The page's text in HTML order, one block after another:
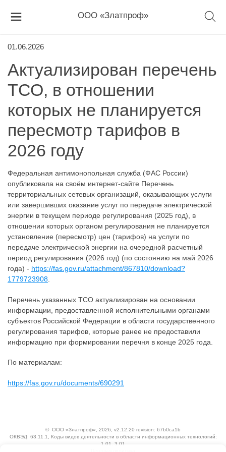
ООО «Златпроф»
01.06.2026
Актуализирован перечень
ТСО, в отношении
которых не планируется
пересмотр тарифов в
2026 году
Федеральная антимонопольная служба (ФАС России)
опубликовала на своём интернет-сайте Перечень
территориальных сетевых организаций, оказывающих услуги
или завершивших оказание услуг по передаче электрической
энергии в текущем периоде регулирования (2025 год), в
отношении которых органом регулирования не планируется
установление (пересмотр) цен (тарифов) на услуги по
передаче электрической энергии на очередной расчетный
период регулирования (2026 год) (по состоянию на май 2026
года) - https://fas.gov.ru/attachment/867810/download?
1779723908
Перечень указанных ТСО актуализирован на основании
информации, предоставленной исполнительными органами
субъектов Российской Федерации в области государственного
регулирования тарифов, которые ранее не предоставили
информацию при формировании перечня в конце 2025 года.
По материалам:
https://fas.gov.ru/documents/690291
© ООО «Златпроф» , 2026, v2.12.20 revision: 67b0ca1b
ОКВЭД: 63.11.1, Коды видов деятельности в области информационных технологий:
1.01, 3.01